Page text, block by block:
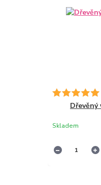
Skladem